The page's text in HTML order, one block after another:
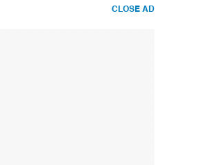
CLOSE AD